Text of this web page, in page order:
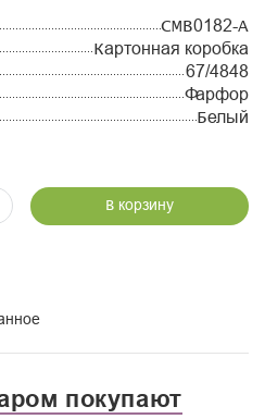
CMB0182-A
Картонная коробка
67/4848
Фарфор
Белый
В корзину
покупают